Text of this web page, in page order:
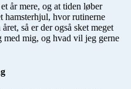
år mere, og at tiden løber
hamsterhjul, hvor rutinerne
så er der også sket meget
mig, og hvad vil jeg gerne